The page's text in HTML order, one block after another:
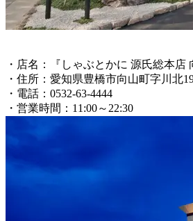
・店名：『しゃぶとかに 源氏総本店
・住所：愛知県豊橋市向山町字川北
・電話：0532-63-4444
・営業時間：11:00～22:30